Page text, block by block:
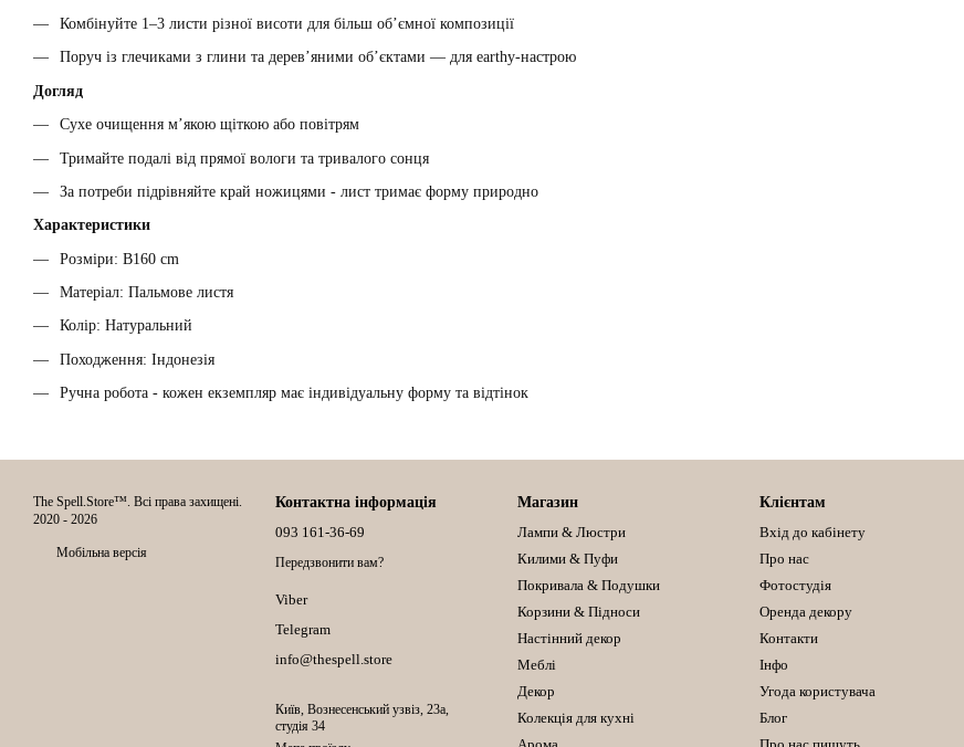
Комбінуйте 1–3 листи різної висоти для більш об’ємної композиції
Поруч із глечиками з глини та дерев’яними об’єктами — для earthy-настрою
Догляд
Сухе очищення м’якою щіткою або повітрям
Тримайте подалі від прямої вологи та тривалого сонця
За потреби підрівняйте край ножицями - лист тримає форму природно
Характеристики
Розміри: В160 cm
Матеріал: Пальмове листя
Колір: Натуральний
Походження: Індонезія
Ручна робота - кожен екземпляр має індивідуальну форму та відтінок
The Spell.Store™. Всі права захищені.
2020 - 2026
Мобільна версія
Контактна інформація
093 161-36-69
Передзвонити вам?
Viber
Telegram
info@thespell.store
Київ, Вознесенський узвіз, 23а,
студія 34
Магазин
Лампи & Люстри
Килими & Пуфи
Покривала & Подушки
Корзини & Підноси
Настінний декор
Меблі
Декор
Колекція для кухні
Клієнтам
Вхід до кабінету
Про нас
Фотостудія
Оренда декору
Контакти
Інфо
Угода користувача
Блог